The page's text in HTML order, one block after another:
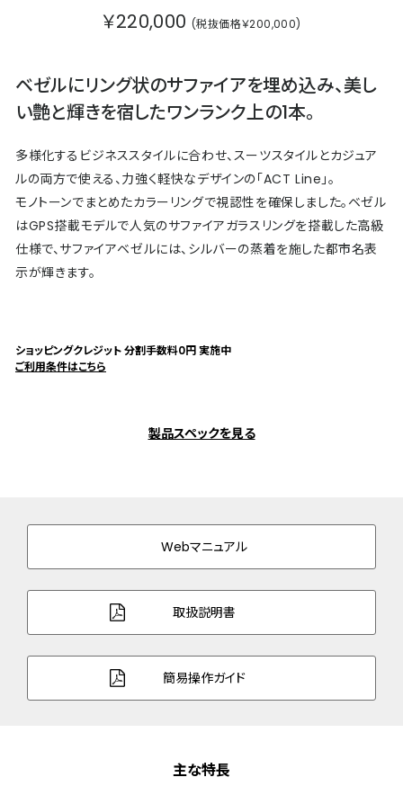
￥220,000 (税抜価格￥200,000)
ベゼルにリング状のサファイアを埋め込み、美し
い艶と輝きを宿したワンランク上の1本。
多様化するビジネススタイルに合わせ、スーツスタイルとカジュア
ルの両方で使える、力強く軽快なデザインの「ACT Line」。
モノトーンでまとめたカラーリングで視認性を確保しました。ベゼル
はGPS搭載モデルで人気のサファイアガラスリングを搭載した高級
仕様で、サファイアベゼルには、シルバーの蒸着を施した都市名表
示が輝きます。
ショッピングクレジット 分割手数料0円 実施中
ご利用条件はこちら
製品スペックを見る
Webマニュアル
取扱説明書
簡易操作ガイド
主な特長